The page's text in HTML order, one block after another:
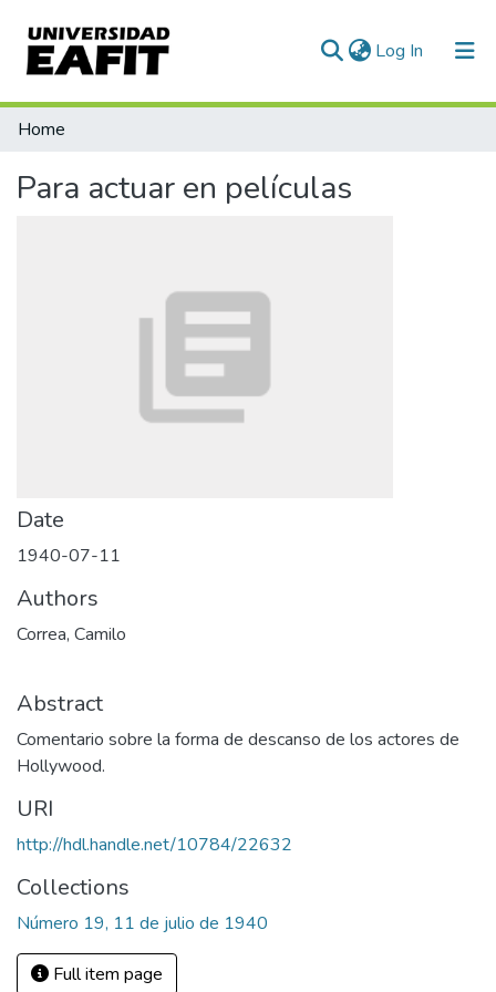
Log In (current)
Statistics
Home
Para actuar en películas
Date
1940-07-11
Authors
Correa, Camilo
Abstract
Comentario sobre la forma de descanso de los actores de
Hollywood.
URI
http://hdl.handle.net/10784/22632
Collections
Número 19, 11 de julio de 1940
Full item page